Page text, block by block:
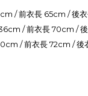
/ 前衣長 65cm / 後
/ 前衣長 70cm /
/ 前衣長 72cm / 後